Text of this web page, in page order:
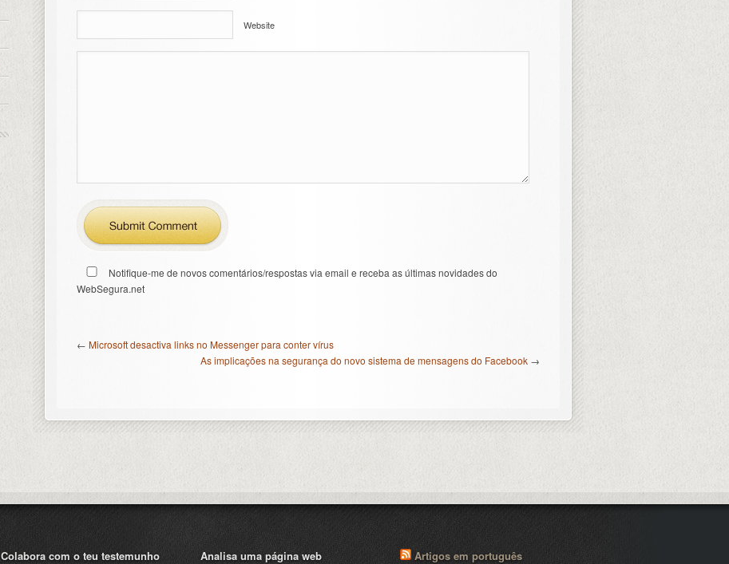
Website
Notifique-me de novos comentários/respostas via email e receba as últimas novidades do
WebSegura.net
← Microsoft desactiva links no Messenger para conter vírus
As implicações na segurança do novo sistema de mensagens do Facebook →
Colabora com o teu testemunho Analisa uma página web Artigos em português